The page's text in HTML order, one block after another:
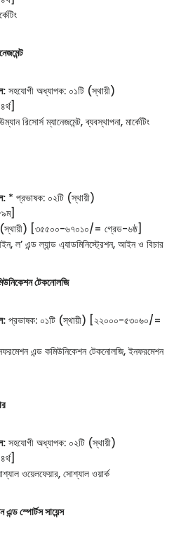
সহযোগী অধ্যাপক: ০১টি (স্থায়ী)
রিসোর্স ম্যানেজমেন্ট, ব্যবস্থাপনা, মার্কেটিং
* প্রভাষক: ০২টি (স্থায়ী)
(স্থায়ী) [৩৫৫০০-৬৭০১০/= গ্রেড-৬ষ্ঠ]
ল’ এন্ড ল্যান্ড এ্যাডমিনিস্ট্রেশন, আইন ও বিচার
টেকনোলজি
প্রভাষক: ০১টি (স্থায়ী) [২২০০০-৫৩০৬০/=
এন্ড কমিউনিকেশন টেকনোলজি, ইনফরমেশন
সহযোগী অধ্যাপক: ০২টি (স্থায়ী)
ওয়েলফেয়ার, সোশ্যাল ওয়ার্ক
স্পোর্টস সায়েন্স